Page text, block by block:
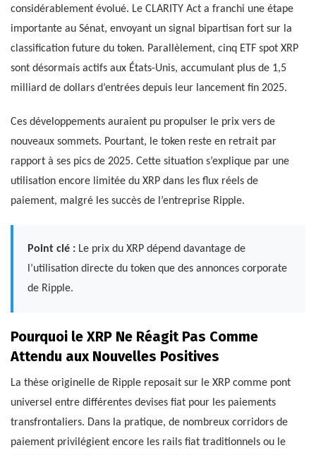
considérablement évolué. Le CLARITY Act a franchi une étape
importante au Sénat, envoyant un signal bipartisan fort sur la
classification future du token. Parallèlement, cinq ETF spot XRP
sont désormais actifs aux États-Unis, accumulant plus de 1,5
milliard de dollars d’entrées depuis leur lancement fin 2025.
Ces développements auraient pu propulser le prix vers de
nouveaux sommets. Pourtant, le token reste en retrait par
rapport à ses pics de 2025. Cette situation s’explique par une
utilisation encore limitée du XRP dans les flux réels de
paiement, malgré les succès de l’entreprise Ripple.
Point clé : Le prix du XRP dépend davantage de
l’utilisation directe du token que des annonces corporate
de Ripple.
Pourquoi le XRP Ne Réagit Pas Comme
Attendu aux Nouvelles Positives
La thèse originelle de Ripple reposait sur le XRP comme pont
universel entre différentes devises fiat pour les paiements
transfrontaliers. Dans la pratique, de nombreux corridors de
paiement privilégient encore les rails fiat traditionnels ou le